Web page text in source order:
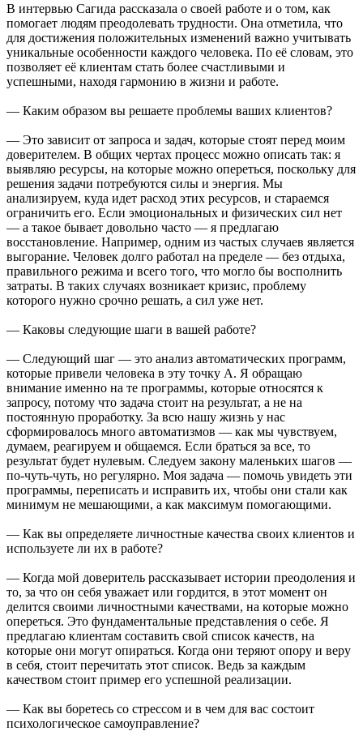
В интервью Сагида рассказала о своей работе и о том, как
помогает людям преодолевать трудности. Она отметила, что
для достижения положительных изменений важно учитывать
уникальные особенности каждого человека. По её словам, это
позволяет её клиентам стать более счастливыми и
успешными, находя гармонию в жизни и работе.
— Каким образом вы решаете проблемы ваших клиентов?
— Это зависит от запроса и задач, которые стоят перед моим
доверителем. В общих чертах процесс можно описать так: я
выявляю ресурсы, на которые можно опереться, поскольку для
решения задачи потребуются силы и энергия. Мы
анализируем, куда идет расход этих ресурсов, и стараемся
ограничить его. Если эмоциональных и физических сил нет
— а такое бывает довольно часто — я предлагаю
восстановление. Например, одним из частых случаев является
выгорание. Человек долго работал на пределе — без отдыха,
правильного режима и всего того, что могло бы восполнить
затраты. В таких случаях возникает кризис, проблему
которого нужно срочно решать, а сил уже нет.
— Каковы следующие шаги в вашей работе?
— Следующий шаг — это анализ автоматических программ,
которые привели человека в эту точку А. Я обращаю
внимание именно на те программы, которые относятся к
запросу, потому что задача стоит на результат, а не на
постоянную проработку. За всю нашу жизнь у нас
сформировалось много автоматизмов — как мы чувствуем,
думаем, реагируем и общаемся. Если браться за все, то
результат будет нулевым. Следуем закону маленьких шагов —
по-чуть-чуть, но регулярно. Моя задача — помочь увидеть эти
программы, переписать и исправить их, чтобы они стали как
минимум не мешающими, а как максимум помогающими.
— Как вы определяете личностные качества своих клиентов и
используете ли их в работе?
— Когда мой доверитель рассказывает истории преодоления и
то, за что он себя уважает или гордится, в этот момент он
делится своими личностными качествами, на которые можно
опереться. Это фундаментальные представления о себе. Я
предлагаю клиентам составить свой список качеств, на
которые они могут опираться. Когда они теряют опору и веру
в себя, стоит перечитать этот список. Ведь за каждым
качеством стоит пример его успешной реализации.
— Как вы боретесь со стрессом и в чем для вас состоит
психологическое самоуправление?